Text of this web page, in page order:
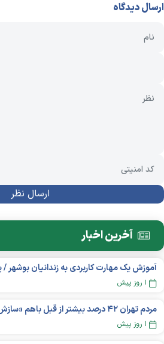
ارسال دیدگاه
آخرین اخبار
۱ روز پیش
مردم تهران ۴۲ درصد بیشتر از قبل باهم «سازش» می‌کنند
۱ روز پیش